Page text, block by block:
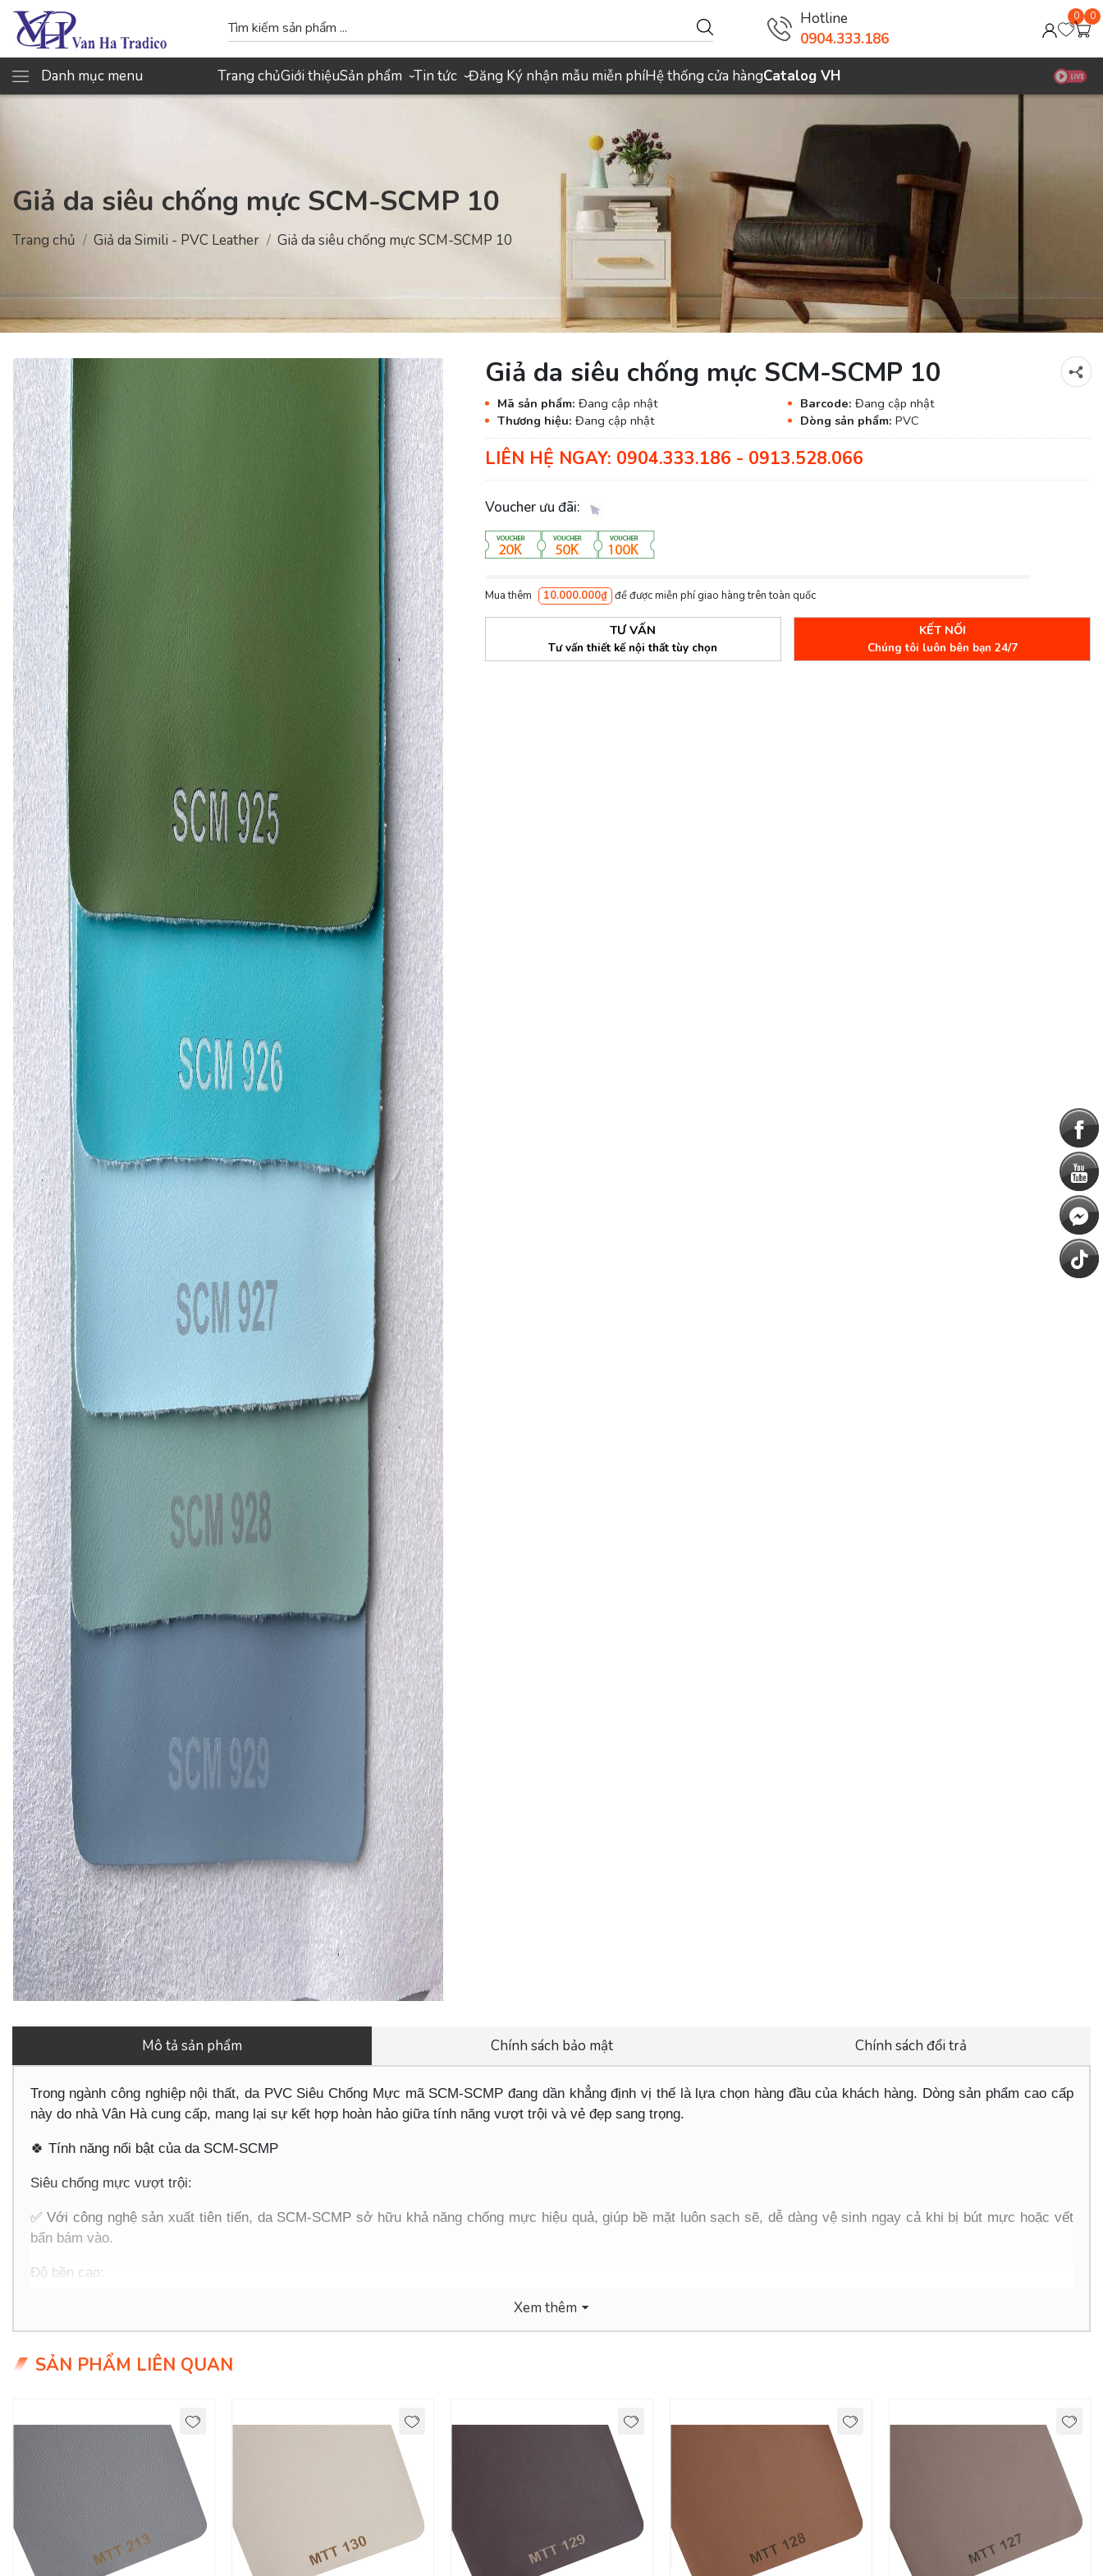
Hotline
0904.333.186
0 0
Danh mục menu Trang chủGiới thiệuSản phẩm ›Tin tức ›Đăng Ký nhận mẫu miễn phíHệ thống cửa hàngCatalog VH
Giả da siêu chống mực SCM-SCMP 10
Trang chủ Giả da Simili - PVC Leather Giả da siêu chống mực SCM-SCMP 10
Giả da siêu chống mực SCM-SCMP 10
Mã sản phẩm: Đang cập nhật Barcode: Đang cập nhật
Thương hiệu: Đang cập nhật Dòng sản phẩm: PVC
LIÊN HỆ NGAY: 0904.333.186 - 0913.528.066
Voucher ưu đãi:
Mua thêm 10.000.000₫ để được miễn phí giao hàng trên toàn quốc
TƯ VẤN
Tư vấn thiết kế nội thất tùy chọn
KẾT NỐI
Chúng tôi luôn bên bạn 24/7
Mô tả sản phẩm Chính sách bảo mật Chính sách đổi trả
Trong ngành công nghiệp nội thất, da PVC Siêu Chống Mực mã SCM-SCMP đang dần khẳng định vị thế là lựa chọn hàng đầu của khách hàng. Dòng sản phẩm cao cấp
này do nhà Vân Hà cung cấp, mang lại sự kết hợp hoàn hảo giữa tính năng vượt trội và vẻ đẹp sang trọng.
🍀 Tính năng nổi bật của da SCM-SCMP
Siêu chống mực vượt trội:
✅ Với công nghệ sản xuất tiên tiến, da SCM-SCMP sở hữu khả năng chống mực hiệu quả, giúp bề mặt luôn sạch sẽ, dễ dàng vệ sinh ngay cả khi bị bút mực hoặc vết
bẩn bám vào.
Độ bền cao:
Da có khả năng chịu mài mòn và bền bỉ theo thời gian, phù hợp cho các sản phẩm nội thất, ô tô, hoặc thời trang cần sử dụng lâu dài.
✅Quy trình sản xuất được tối ưu để giảm thiểu tác động đến môi trường, phù hợp với xu hướng tiêu dùng bền vững ngày nay.
✅SCM-SCMP không chỉ đáp ứng về công năng mà còn mang lại vẻ đẹp tinh tế với nhiều mẫu mã, màu sắc hiện đại, phù hợp với mọi nhu cầu sử dụng.
❌ Ứng dụng của da SCM-SCMP:
Nội thất ô tô: Chống mực là điểm cộng lớn, đảm bảo bề mặt nội thất luôn mới mẻ và sạch sẽ.
✅Đồ nội thất gia đình: Ghế sofa, bàn ghế phòng khách, phòng làm việc.
Xem thêm
SẢN PHẨM LIÊN QUAN